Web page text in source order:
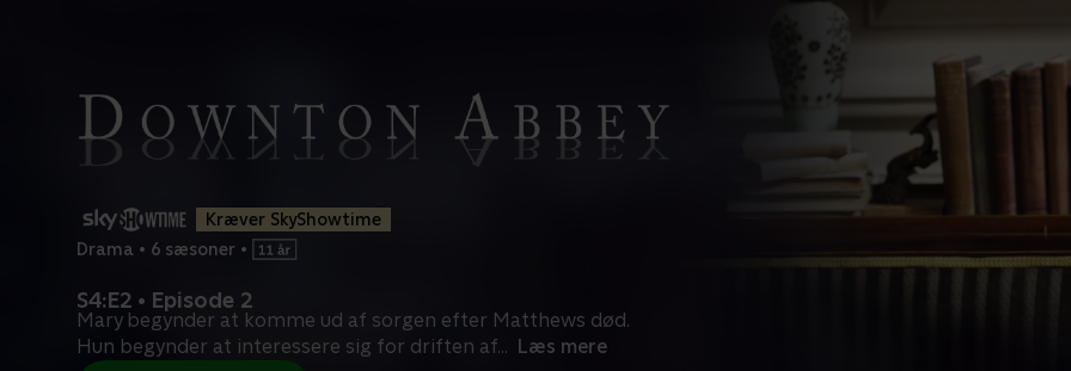
Kræver SkyShowtime
Drama • 6 sæsoner •
S4:E2 • Episode 2
Mary begynder at komme ud af sorgen efter Matthews død.
Hun begynder at interessere sig for driften af... Læs mere